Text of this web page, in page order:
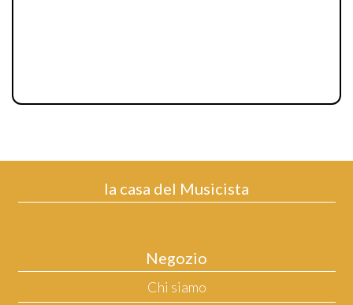
la casa del Musicista
Negozio
Chi siamo